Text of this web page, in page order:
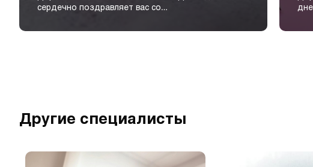
сердечно поздравляет вас со…
Другие специалисты